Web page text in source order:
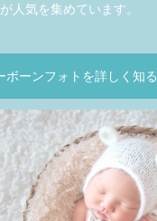
人気を集めています。
ボーンフォトを詳しく知る